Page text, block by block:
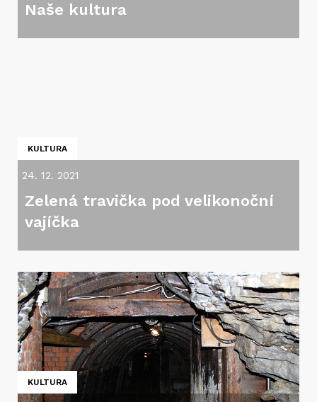
Naše kultura
KULTURA
24. 12. 2021
Zelená travička pod velikonoční
vajíčka
KULTURA